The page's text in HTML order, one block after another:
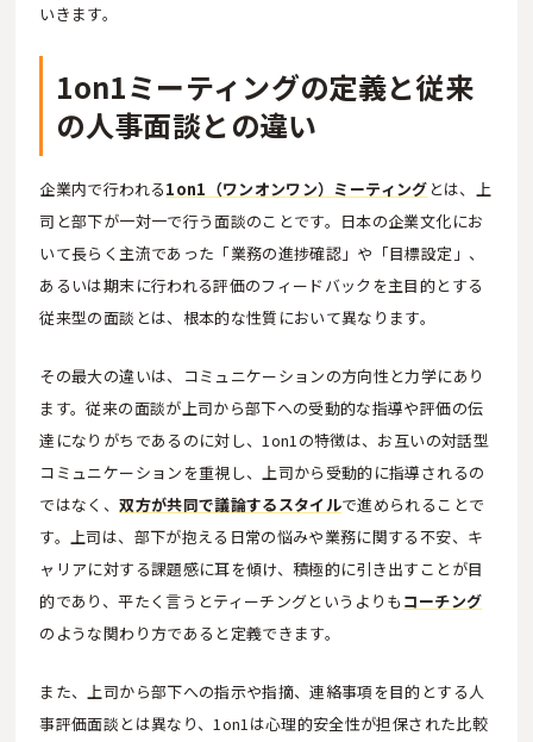
いきます。
1on1ミーティングの定義と従来
の人事面談との違い
企業内で行われる1on1（ワンオンワン）ミーティング とは、上
司と部下が一対一で行う面談のことです。日本の企業文化にお
いて長らく主流であった「業務の進捗確認」や「目標設定」、
あるいは期末に行われる評価のフィードバックを主目的とする
従来型の面談とは、根本的な性質において異なります。
その最大の違いは、コミュニケーションの方向性と力学にあり
ます。従来の面談が上司から部下への受動的な指導や評価の伝
達になりがちであるのに対し、1on1の特徴は、お互いの対話型
コミュニケーションを重視し、上司から受動的に指導されるの
ではなく、双方が共同で議論するスタイルで進められることで
す。上司は、部下が抱える日常の悩みや業務に関する不安、キ
ャリアに対する課題感に耳を傾け、積極的に引き出すことが目
的であり、平たく言うとティーチングというよりも コーチング
のような関わり方であると定義できます。
また、上司から部下への指示や指摘、連絡事項を目的とする人
事評価面談とは異なり、1on1は心理的安全性が担保された比較